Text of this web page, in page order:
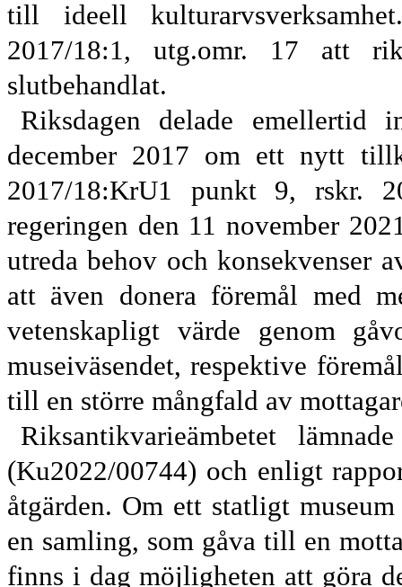
till ideell
2017/18:1, utg.omr. 17 att
slutbehandlat.
Riksdagen delade emellertid
december 2017 om ett nytt
2017/18:KrU1 punkt 9, rskr.
regeringen den 11 november
utreda behov och konsekvenser
att även donera föremål med
vetenskapligt värde genom
museiväsendet, respektive
till en större mångfald av
Riksantikvarieämbetet
(Ku2022/00744) och enligt
åtgärden. Om ett statligt
en samling, som gåva till en
finns i dag möjligheten att göra